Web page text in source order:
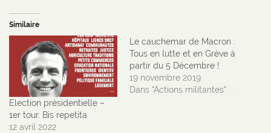
Similaire
Election présidentielle –
1er tour. Bis repetita
12 avril 2022
Le cauchemar de Macron :
Tous en lutte et en Grève à
partir du 5 Décembre !
19 novembre 2019
Dans "Actions militantes"